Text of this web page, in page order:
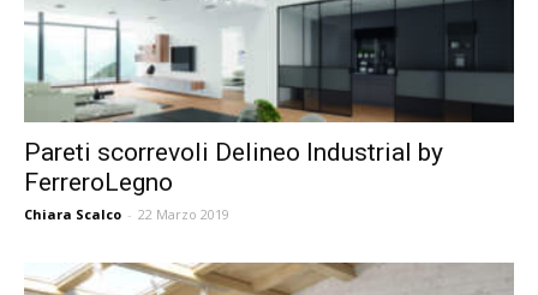
Pareti scorrevoli Delineo Industrial by
FerreroLegno
Chiara Scalco - 22 Marzo 2019